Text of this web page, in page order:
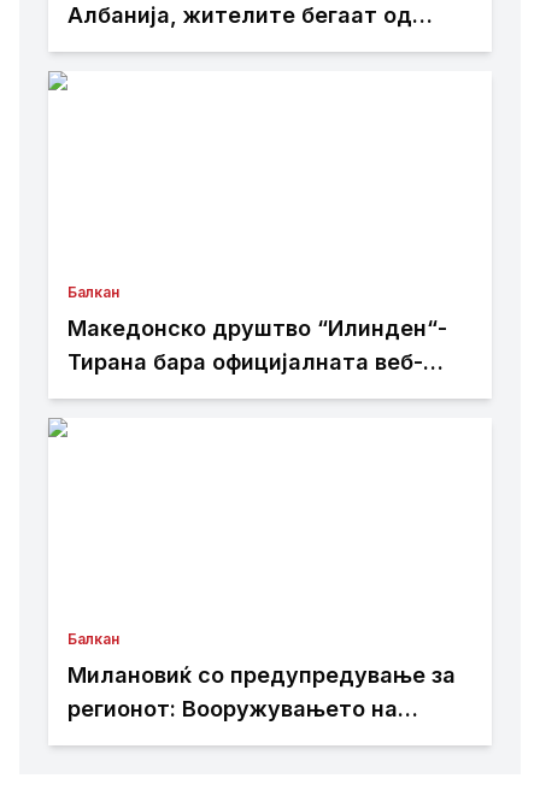
Албанија, жителите бегаат од
домовите
Балкан
Македонско друштво “Илинден“-
Тирана бара официјалната веб-
страница на Општина Пустец да
Балкан
Милановиќ со предупредување за
регионот: Вооружувањето на
Србија бара внимание